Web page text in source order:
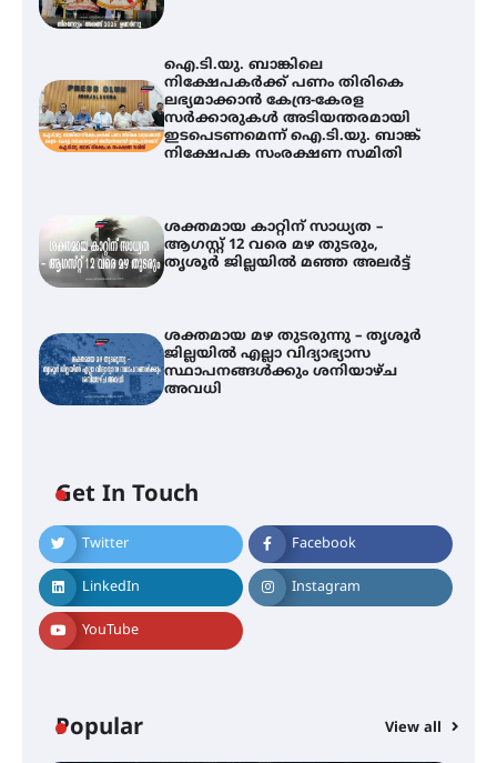
ഐ.ടി.യു. ബാങ്കിലെ
നിക്ഷേപകർക്ക് പണം തിരികെ
ലഭ്യമാക്കാൻ കേന്ദ്ര-കേരള
സർക്കാരുകൾ അടിയന്തരമായി
ഇടപെടണമെന്ന് ഐ.ടി.യു. ബാങ്ക്
നിക്ഷേപക സംരക്ഷണ സമിതി
ശക്തമായ കാറ്റിന് സാധ്യത –
ആഗസ്റ്റ് 12 വരെ മഴ തുടരും,
തൃശൂർ ജില്ലയിൽ മഞ്ഞ അലർട്ട്
ശക്തമായ മഴ തുടരുന്നു – തൃശൂർ
ജില്ലയിൽ എല്ലാ വിദ്യാഭ്യാസ
സ്ഥാപനങ്ങൾക്കും ശനിയാഴ്ച
അവധി
Get In Touch
Twitter Facebook
LinkedIn Instagram
YouTube
Popular View all
ഐ.ടി.യു. ബാങ്കിലെ
നിക്ഷേപകർക്ക് പണം തിരികെ
ലഭ്യമാക്കാൻ കേന്ദ്ര-കേരള
സർക്കാരുകൾ അടിയന്തരമായി
ഇടപെടണമെന്ന് ഐ.ടി.യു. ബാങ്ക്
നിക്ഷേപക സംരക്ഷണ സമിതി
ശക്തമായ കാറ്റിന് സാധ്യത –